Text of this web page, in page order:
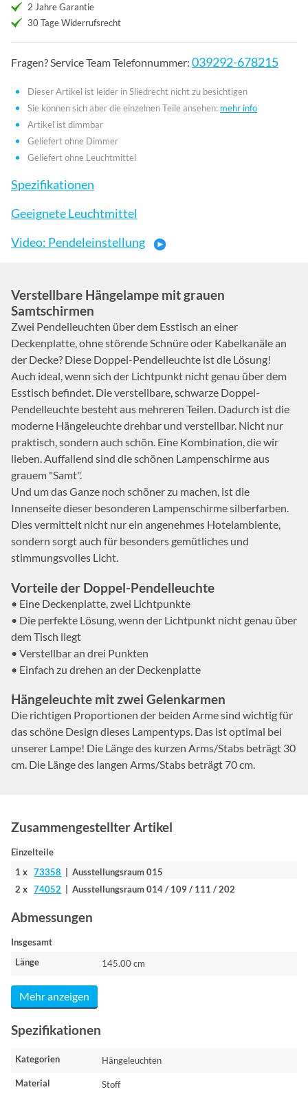
2 Jahre Garantie
30 Tage Widerrufsrecht
Fragen? Service Team Telefonnummer: 039292-678215
Dieser Artikel ist leider in Sliedrecht nicht zu besichtigen
Sie können sich aber die einzelnen Teile ansehen: mehr info
Artikel ist dimmbar
Geliefert ohne Dimmer
Geliefert ohne Leuchtmittel
Spezifikationen
Geeignete Leuchtmittel
Video: Pendeleinstellung
Verstellbare Hängelampe mit grauen
Samtschirmen
Zwei Pendelleuchten über dem Esstisch an einer
Deckenplatte, ohne störende Schnüre oder Kabelkanäle an
der Decke? Diese Doppel-Pendelleuchte ist die Lösung!
Auch ideal, wenn sich der Lichtpunkt nicht genau über dem
Esstisch befindet. Die verstellbare, schwarze Doppel-
Pendelleuchte besteht aus mehreren Teilen. Dadurch ist die
moderne Hängeleuchte drehbar und verstellbar. Nicht nur
praktisch, sondern auch schön. Eine Kombination, die wir
lieben. Auffallend sind die schönen Lampenschirme aus
grauem "Samt".
Und um das Ganze noch schöner zu machen, ist die
Innenseite dieser besonderen Lampenschirme silberfarben.
Dies vermittelt nicht nur ein angenehmes Hotelambiente,
sondern sorgt auch für besonders gemütliches und
stimmungsvolles Licht.
Vorteile der Doppel-Pendelleuchte
• Eine Deckenplatte, zwei Lichtpunkte
• Die perfekte Lösung, wenn der Lichtpunkt nicht genau über
dem Tisch liegt
• Verstellbar an drei Punkten
• Einfach zu drehen an der Deckenplatte
Hängeleuchte mit zwei Gelenkarmen
Die richtigen Proportionen der beiden Arme sind wichtig für
das schöne Design dieses Lampentyps. Das ist optimal bei
unserer Lampe! Die Länge des kurzen Arms/Stabs beträgt 30
cm. Die Länge des langen Arms/Stabs beträgt 70 cm.
Zusammengestellter Artikel
Einzelteile
1 x73358 | Ausstellungsraum 015
2 x74052 | Ausstellungsraum 014 / 109 / 111 / 202
Abmessungen
Insgesamt
Länge
145.00 cm
Mehr anzeigen
Spezifikationen
Kategorien Hängeleuchten
Material
Stoff